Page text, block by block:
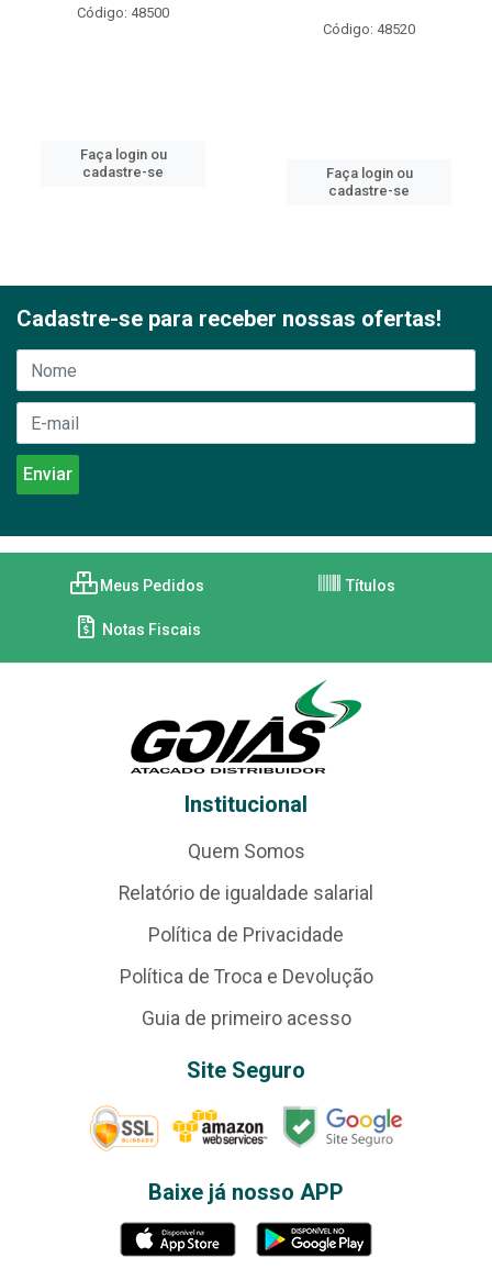
Código: 48500
Faça login ou
cadastre-se
Código: 48520
Faça login ou
cadastre-se
Cadastre-se para receber nossas ofertas!
Meus Pedidos Títulos
Notas Fiscais
Institucional
Quem Somos
Relatório de igualdade salarial
Política de Privacidade
Política de Troca e Devolução
Guia de primeiro acesso
Site Seguro
Baixe já nosso APP